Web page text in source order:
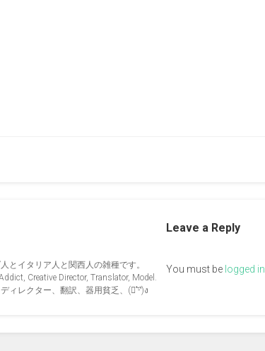
とイタリア人と関西人の雑種です。
Creative Director, Translator, Model.
ィレクター、翻訳、器用貧乏、(ง︡'-'︠)ง
Leave a Reply
You must be logged in